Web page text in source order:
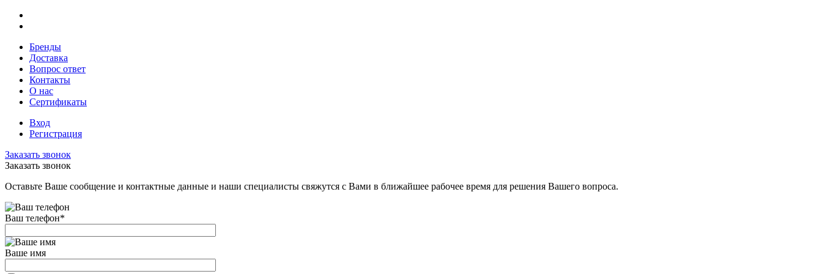
Бренды
Доставка
Вопрос ответ
Контакты
О нас
Сертификаты
Вход
Регистрация
Заказать звонок
Заказать звонок
Оставьте Ваше сообщение и контактные данные и наши специалисты свяжутся с Вами в ближайшее рабочее время для решения Вашего вопроса.
Ваш телефон*
Ваше имя